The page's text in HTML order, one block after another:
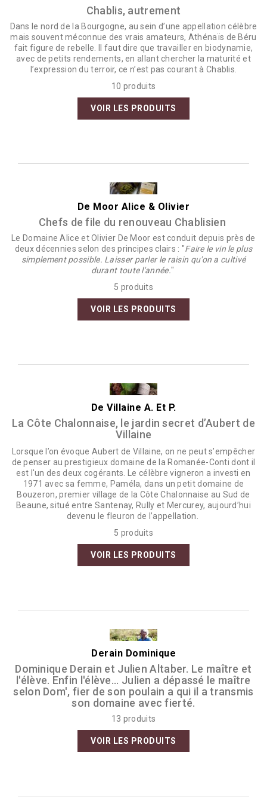
Chablis, autrement
Dans le nord de la Bourgogne, au sein d’une appellation célèbre
mais souvent méconnue des vrais amateurs, Athénaïs de Béru
fait figure de rebelle. Il faut dire que travailler en biodynamie,
avec de petits rendements, en allant chercher la maturité et
l’expression du terroir, ce n’est pas courant à Chablis.
10 produits
VOIR LES PRODUITS
De Moor Alice & Olivier
Chefs de file du renouveau Chablisien
Le Domaine Alice et Olivier De Moor est conduit depuis près de
deux décennies selon des principes clairs : "Faire le vin le plus
simplement possible. Laisser parler le raisin qu'on a cultivé
durant toute l'année."
5 produits
VOIR LES PRODUITS
De Villaine A. Et P.
La Côte Chalonnaise, le jardin secret d’Aubert de
Villaine
Lorsque l’on évoque Aubert de Villaine, on ne peut s’empêcher
de penser au prestigieux domaine de la Romanée-Conti dont il
est l'un des deux cogérants. Le célèbre vigneron a investi en
1971 avec sa femme, Paméla, dans un petit domaine de
Bouzeron, premier village de la Côte Chalonnaise au Sud de
Beaune, situé entre Santenay, Rully et Mercurey, aujourd’hui
devenu le fleuron de l’appellation.
5 produits
VOIR LES PRODUITS
Derain Dominique
Dominique Derain et Julien Altaber. Le maître et
l'élève. Enfin l'élève... Julien a dépassé le maître
selon Dom', fier de son poulain a qui il a transmis
son domaine avec fierté.
13 produits
VOIR LES PRODUITS